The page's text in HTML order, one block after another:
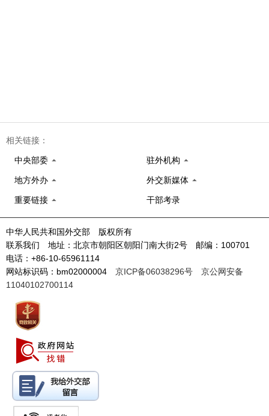
相关链接：
中央部委 驻外机构
地方外办 外交新媒体
重要链接 干部考录
中华人民共和国外交部 版权所有
联系我们 地址：北京市朝阳区朝阳门南大街2号 邮编：100701
电话：+86-10-65961114
网站标识码：bm02000004 京ICP备06038296号
京公网安备
11040102700114